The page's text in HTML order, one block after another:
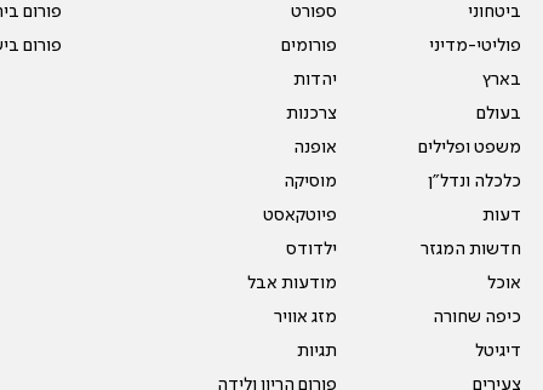
ביטחוני
פוליטי-מדיני
בארץ
בעולם
משפט ופלילים
כלכלה ונדל"ן
דעות
חדשות המגזר
אוכל
כיפה שחורה
דיגיטל
צעירים
ספורט
פורומים
יהדות
צרכנות
אופנה
מוסיקה
פיוטקאסט
ילדודס
מודעות אבל
מזג אוויר
תגיות
פורום הריון ולידה
פורום
פורום